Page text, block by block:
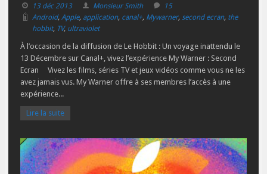
13 déc 2013 Monsieur Smith
15
Android, Apple, application, canal+, Mywarner, second ecran, the
hobbit, TV, ultraviolet
À l’occasion de la diffusion de Le Hobbit : Un voyage inattendu le
13 Décembre sur Canal+, vivez l’expérience My Warner : Second
Ecran Vivez les films, séries TV et jeux vidéos comme vous ne les
avez jamais vus. My Warner offre à ses membres l’accès à une
expérience...
Lire la suite